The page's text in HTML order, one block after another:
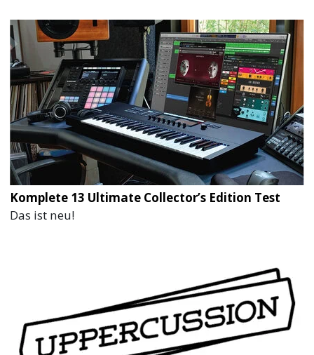
Komplete 13 Ultimate Collector’s Edition Test
Das ist neu!